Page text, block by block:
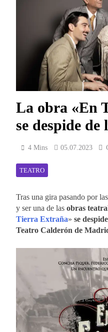
La obra «En
se despide de
4 Mins 05.07.2023
TEATRO
Tras una gira pasando por las
y ser una de las obras
Tierra Extraña» se
Teatro Calderón de